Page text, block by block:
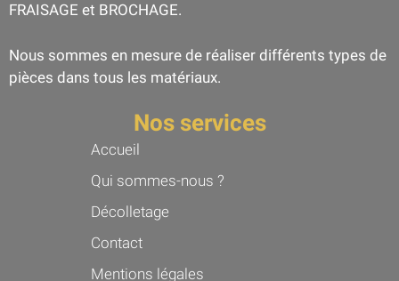
FRAISAGE et BROCHAGE.
Nous sommes en mesure de réaliser différents types de
pièces dans tous les matériaux.
Nos services
Accueil
Qui sommes-nous ?
Décolletage
Contact
Mentions légales